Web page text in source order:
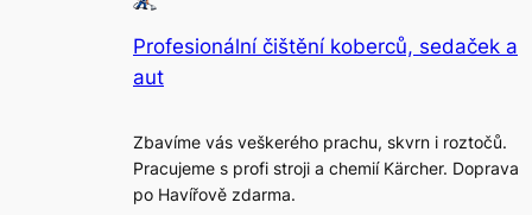
Profesionální čištění koberců, sedaček a
aut
Zbavíme vás veškerého prachu, skvrn i roztočů.
Pracujeme s profi stroji a chemií Kärcher. Doprava
po Havířově zdarma.